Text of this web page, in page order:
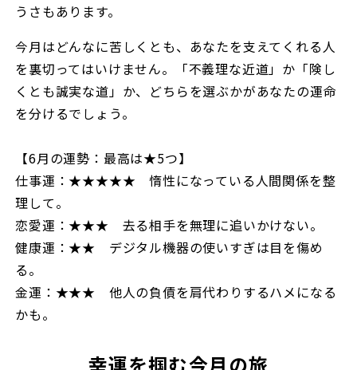
うさもあります。
今月はどんなに苦しくとも、あなたを支えてくれる人
を裏切ってはいけません。「不義理な近道」か「険し
くとも誠実な道」か、どちらを選ぶかがあなたの運命
を分けるでしょう。
【6月の運勢：最高は★5つ】
仕事運：★★★★★ 惰性になっている人間関係を整
理して。
恋愛運：★★★ 去る相手を無理に追いかけない。
健康運：★★ デジタル機器の使いすぎは目を傷め
る。
金運：★★★ 他人の負債を肩代わりするハメになる
かも。
幸運を掴む今月の旅